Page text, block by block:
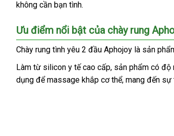
Rung
2
Đầu
thiết
kế
độc
thị
không cần bạn tình.
Ưu điểm nổi bật tổng
hợp
của chày rung
Chày rung tình yêu 2 đầu Aphojoy là sản
Làm từ silicon y tế cao cấpLazada
, sản phẩm có độ
dụng to
để massage khắp cơ thểtiki
, mang đến sự